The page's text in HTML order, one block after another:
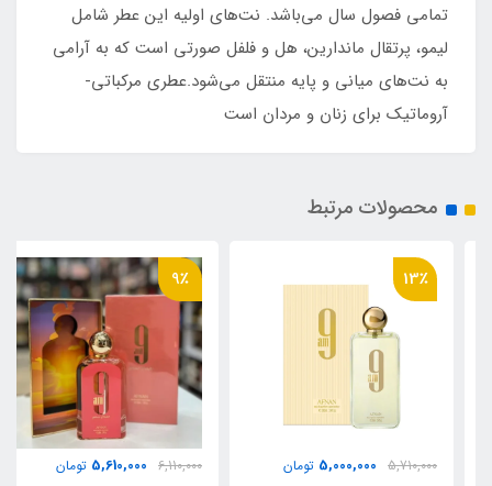
تمامی فصول سال می‌باشد. نت‌های اولیه این عطر شامل
لیمو، پرتقال ماندارین، هل و فلفل صورتی است که به آرامی
به نت‌های میانی و پایه منتقل می‌شود.عطری مرکباتی-
آروماتیک برای زنان و مردان است
محصولات مرتبط
13٪
5,710,000
5,000,000 تومان
9٪
6,110,000
5,610,000 تومان